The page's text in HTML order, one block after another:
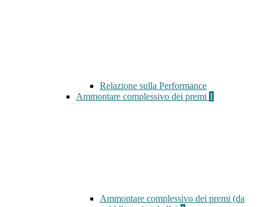
Relazione sulla Performance
Ammontare complessivo dei premi 1
Ammontare complessivo dei premi (da